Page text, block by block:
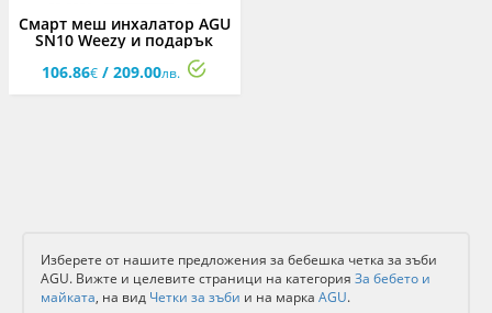
Смарт меш инхалатор AGU
SN10 Weezy и подарък
електрическа четка за
зъби
106.86€ / 209.00лв.
Изберете от нашите предложения за бебешка четка за зъби
AGU. Вижте и целевите страници на категория За бебето и
майката, на вид Четки за зъби и на марка AGU.